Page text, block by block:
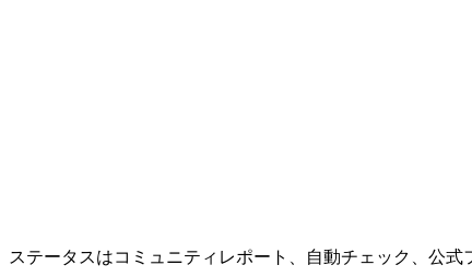
ステータスはコミュニティレポート、自動チェック、公式